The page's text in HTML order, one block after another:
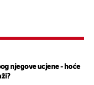
njegove ucjene - hoće